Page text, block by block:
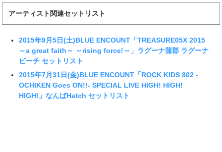
アーティスト関連セットリスト
2015年9月5日(土)BLUE ENCOUNT「TREASURE05X 2015
～a great faith～ ～rising force!～」ラグーナ蒲郡 ラグーナ
ビーチ セットリスト
2015年7月31日(金)BLUE ENCOUNT「ROCK KIDS 802 -
OCHIKEN Goes ON!!- SPECIAL LIVE HIGH! HIGH!
HIGH!」なんばHatch セットリスト